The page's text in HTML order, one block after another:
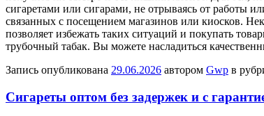
сигаретами или сигарами, не отрываясь от работы
связанных с посещением магазинов или киосков.
позволяет избежать таких ситуаций и покупать
трубочный табак. Вы можете насладиться
Запись опубликована 29.06.2026 автором Gwp в
Сигареты оптом без задержек и с